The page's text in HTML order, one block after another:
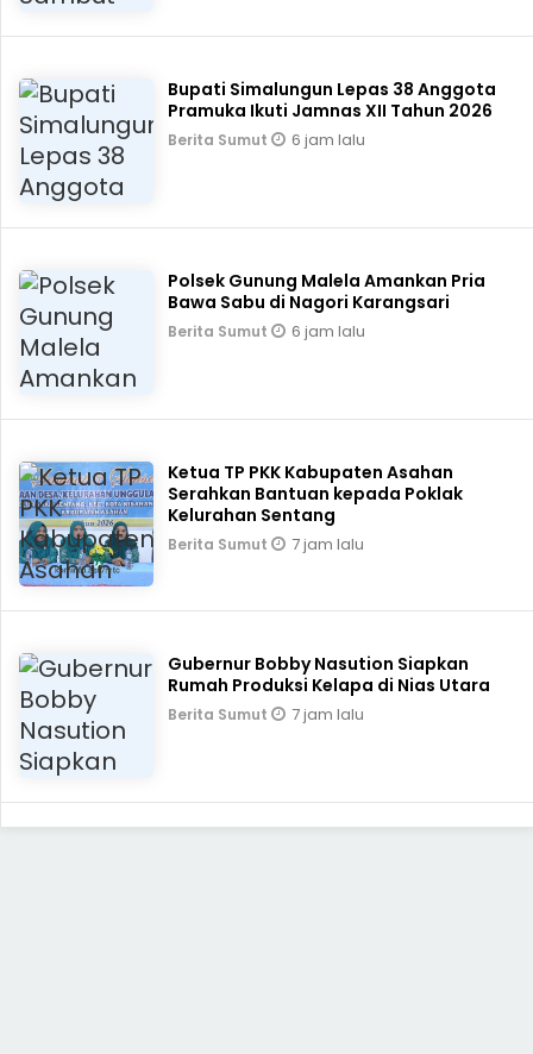
Bupati Simalungun Lepas 38 Anggota
Pramuka Ikuti Jamnas XII Tahun 2026
Berita Sumut 6 jam lalu
Polsek Gunung Malela Amankan Pria
Bawa Sabu di Nagori Karangsari
Berita Sumut 6 jam lalu
Ketua TP PKK Kabupaten Asahan
Serahkan Bantuan kepada Poklak
Kelurahan Sentang
Berita Sumut 7 jam lalu
Gubernur Bobby Nasution Siapkan
Rumah Produksi Kelapa di Nias Utara
Berita Sumut 7 jam lalu